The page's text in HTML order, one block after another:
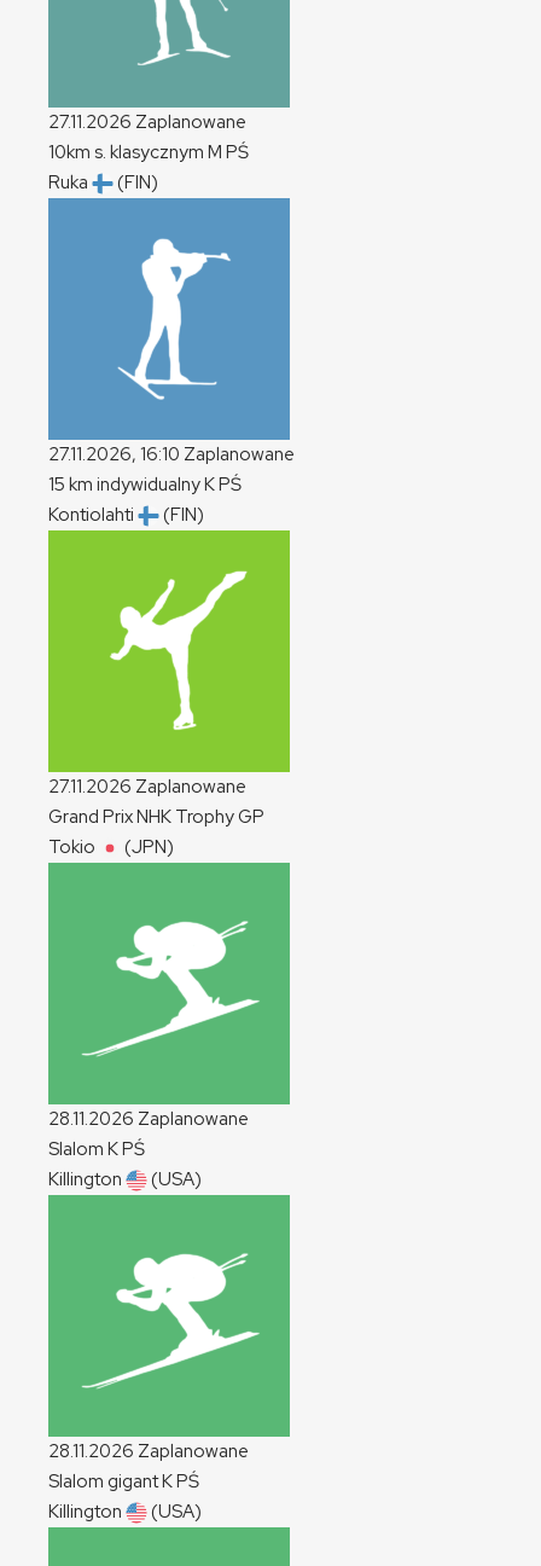
27.11.2026 Zaplanowane
10km s. klasycznym M PŚ
Ruka
(FIN)
27.11.2026, 16:10 Zaplanowane
15 km indywidualnyKPŚ
Kontiolahti
(FIN)
27.11.2026 Zaplanowane
Grand Prix NHK TrophyGP
Tokio
(JPN)
28.11.2026 Zaplanowane
Slalom KPŚ
Killington
(USA)
28.11.2026 Zaplanowane
Slalom gigantKPŚ
Killington
(USA)